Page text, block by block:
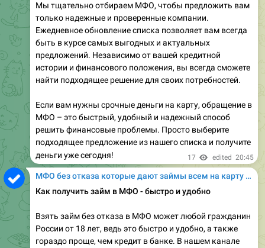
Мы тщательно отбираем МФО, чтобы предложить вам
только надежные и проверенные компании.
Ежедневное обновление списка позволяет вам всегда
быть в курсе самых выгодных и актуальных
предложений. Независимо от вашей кредитной
истории и финансового положения, вы всегда сможете
найти подходящее решение для своих потребностей.
Если вам нужны срочные деньги на карту, обращение в
МФО – это быстрый, удобный и надежный способ
решить финансовые проблемы. Просто выберите
подходящее предложение из нашего списка и получите
деньги уже сегодня!
17 edited 20:45
МФО без отказа которые дают займы всем на карту онлайн
Как получить займ в МФО - быстро и удобно
Взять займ без отказа в МФО может любой гражданин
России от 18 лет, ведь это быстро и удобно, а также
гораздо проще, чем кредит в банке. В нашем канале